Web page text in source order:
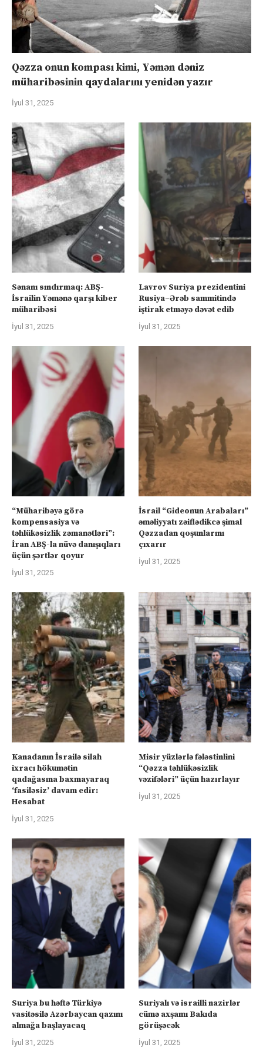
Qəzza onun kompası kimi, Yəmən dəniz
müharibəsinin qaydalarını yenidən yazır
İyul 31, 2025
Sənanı sındırmaq: ABŞ-
İsrailin Yəmənə qarşı kiber
müharibəsi
İyul 31, 2025
Lavrov Suriya prezidentini
Rusiya–Ərəb sammitində
iştirak etməyə dəvət edib
İyul 31, 2025
“Müharibəyə görə
kompensasiya və
təhlükəsizlik zəmanətləri”:
İran ABŞ-la nüvə danışıqları
üçün şərtlər qoyur
İyul 31, 2025
İsrail “Gideonun Arabaları”
əməliyyatı zəiflədikcə şimal
Qəzzadan qoşunlarını
çıxarır
İyul 31, 2025
Kanadanın İsrailə silah
ixracı hökumətin
qadağasına baxmayaraq
‘fasiləsiz’ davam edir:
Hesabat
İyul 31, 2025
Misir yüzlərlə fələstinlini
“Qəzza təhlükəsizlik
vəzifələri” üçün hazırlayır
İyul 31, 2025
Suriya bu həftə Türkiyə
vasitəsilə Azərbaycan qazını
almağa başlayacaq
İyul 31, 2025
Suriyalı və israilli nazirlər
cümə axşamı Bakıda
görüşəcək
İyul 31, 2025